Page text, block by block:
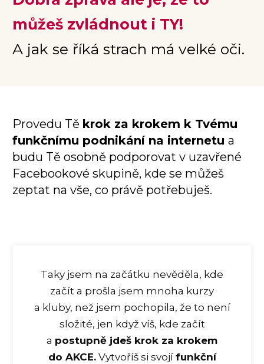
můžeš zvládnout i TY!
A jak se říká strach má velké oči.
Provedu Tě krok za krokem k Tvému
funkčnímu podnikání na internetua
budu Tě osobně podporovat v uzavřené
Facebookové skupině, kde se můžeš
zeptat na vše, co právě potřebuješ.
Taky jsem na začátku nevěděla, kde
začít a prošla jsem mnoha kurzy
a kluby, než jsem pochopila, že to není
složité, jen když víš, kde začít
a postupně jdeš krok za krokem
do AKCE.Vytvoříš si svojí funkční